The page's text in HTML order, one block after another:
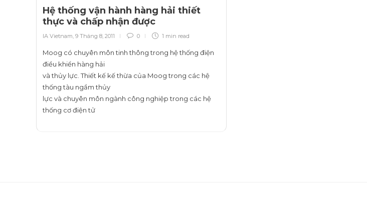
Hệ thống vận hành hàng hải thiết
thực và chấp nhận được
IA Vietnam 9 Tháng 8, 2011 0 1 min read
Moog có chuyên môn tinh thông trong hệ thống điện
điều khiển hàng hải
và thủy lực. Thiết kế kế thừa của Moog trong các hệ
thống tàu ngầm thủy
lực và chuyên môn ngành công nghiệp trong các hệ
thống cơ điện tử